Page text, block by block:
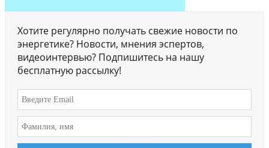
Хотите регулярно получать свежие новости по
энергетике? Новости, мнения эспертов,
видеоинтервью? Подпишитесь на нашу
бесплатную рассылку!